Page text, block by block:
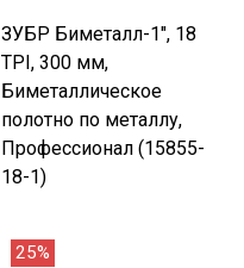
ЗУБР Биметалл-1", 18
TPI, 300 мм,
Биметаллическое
полотно по металлу,
Профессионал (15855-
18-1)
25%